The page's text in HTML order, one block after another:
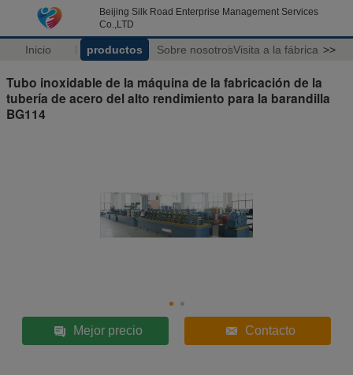
Beijing Silk Road Enterprise Management Services
Co.,LTD
Inicio productos Sobre nosotrosVisita a la fábrica >>
Tubo inoxidable de la máquina de la fabricación de la
tubería de acero del alto rendimiento para la barandilla
BG114
Mejor precio Contacto